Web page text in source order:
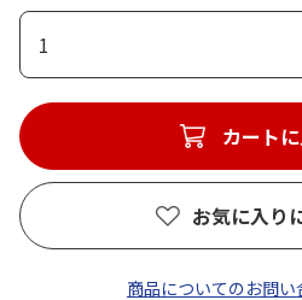
1
カート
お気に入り
商品についてのお問い